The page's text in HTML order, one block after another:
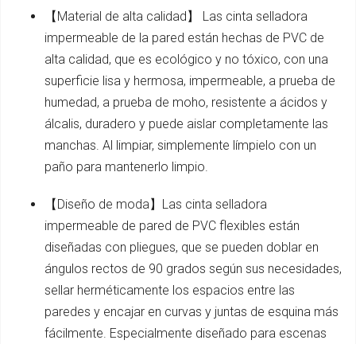
【Material de alta calidad】 Las cinta selladora
impermeable de la pared están hechas de PVC de
alta calidad, que es ecológico y no tóxico, con una
superficie lisa y hermosa, impermeable, a prueba de
humedad, a prueba de moho, resistente a ácidos y
álcalis, duradero y puede aislar completamente las
manchas. Al limpiar, simplemente límpielo con un
paño para mantenerlo limpio.
【Diseño de moda】Las cinta selladora
impermeable de pared de PVC flexibles están
diseñadas con pliegues, que se pueden doblar en
ángulos rectos de 90 grados según sus necesidades,
sellar herméticamente los espacios entre las
paredes y encajar en curvas y juntas de esquina más
fácilmente. Especialmente diseñado para escenas